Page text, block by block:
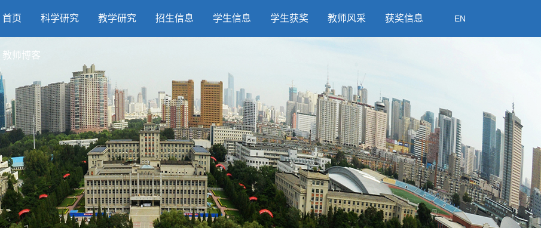
首页 科学研究 教学研究 招生信息 学生信息 学生获奖 教师风采 获奖信息
教师博客
EN